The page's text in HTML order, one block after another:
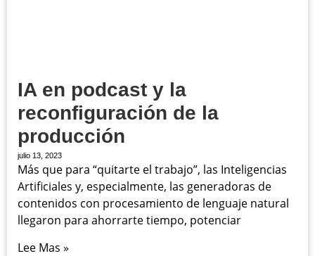
IA en podcast y la
reconfiguración de la
producción
julio 13, 2023
Más que para “quitarte el trabajo”, las Inteligencias
Artificiales y, especialmente, las generadoras de
contenidos con procesamiento de lenguaje natural
llegaron para ahorrarte tiempo, potenciar
Lee Mas »